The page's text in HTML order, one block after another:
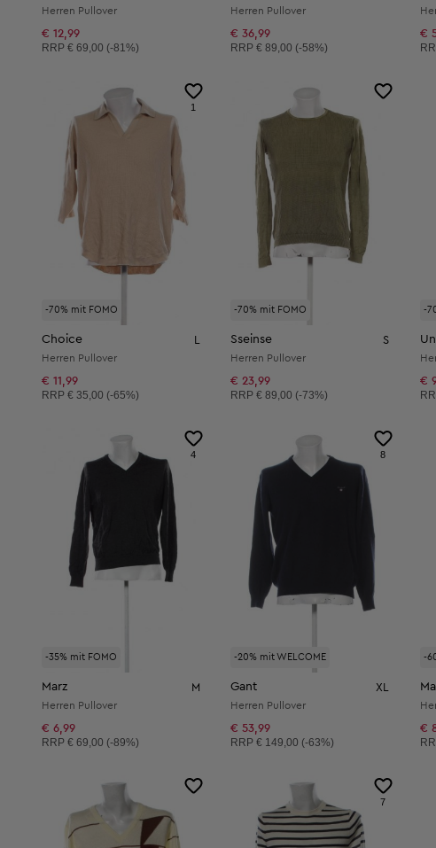
Herren Pullover
€ 12,99
Unverbindliche Preisempfehlung:
RRP € 69,00 (-81%)
Herren Pullover
€ 36,99
Unverbindliche Preisempfehlung:
RRP€ 89,00 (-58%)
€
-70% mit FOMO
1
Choice L
Herren Pullover
€ 11,99
Unverbindliche Preisempfehlung:
RRP € 35,00 (-65%)
-70% mit FOMO
Sseinse S
Herren Pullover
€ 23,99
Unverbindliche Preisempfehlung:
RRP€ 89,00 (-73%)
-
€
-35% mit FOMO
4
Marz M
Herren Pullover
€ 6,99
Unverbindliche Preisempfehlung:
RRP € 69,00 (-89%)
-20% mit WELCOME
8
Gant XL
Herren Pullover
€ 53,99
Unverbindliche Preisempfehlung:
RRP€ 149,00 (-63%)
-
€
7